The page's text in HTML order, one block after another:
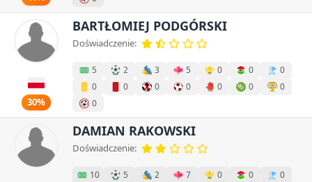
30%
BARTŁOMIEJ PODGÓRSKI
Doświadczenie:
5 2 3 5 0 0
0
0
0 0 0 0 0
0
0
DAMIAN RAKOWSKI
Doświadczenie:
10 5 2 7 0 0
0